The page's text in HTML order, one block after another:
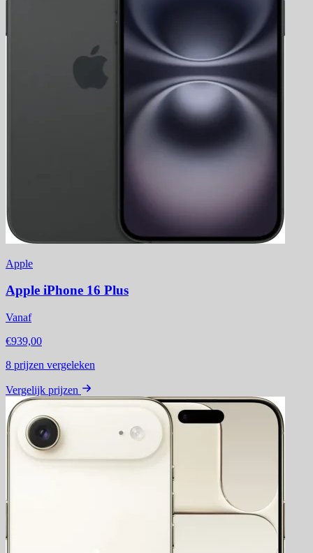
Apple
Apple iPhone 16 Plus
Vanaf
€939,00
8 prijzen vergeleken
Vergelijk prijzen